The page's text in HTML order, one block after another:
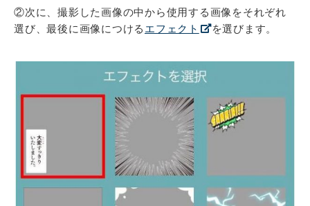
②次に、撮影した画像の中から使用する画像をそれぞれ
選び、最後に画像につける エフェクト を選びます。